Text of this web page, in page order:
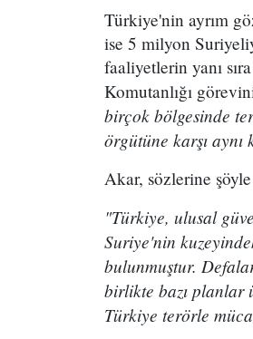
Türkiye'nin ayrım
ise 5 milyon
faaliyetlerin yanı
Komutanlığı
birçok bölgesinde
örgütüne karşı
Akar, sözlerine
"Türkiye, ulusal
Suriye'nin
bulunmuştur.
birlikte bazı planlar
Türkiye terörle